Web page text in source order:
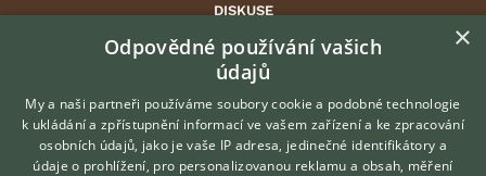
DISKUSE
ČLÁNKY
CHOVATELSKÉ STANICE
VÝBĚR VHODNÉHO PLEMENE
×
Odpovědné používání vašich
údajů
My a naši partneři používáme soubory cookie a podobné technologie
k ukládání a zpřístupnění informací ve vašem zařízení a ke zpracování
osobních údajů, jako je vaše IP adresa, jedinečné identifikátory a
údaje o prohlížení, pro personalizovanou reklamu a obsah, měření